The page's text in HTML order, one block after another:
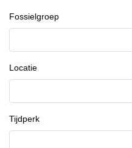
Fossielgroep
Locatie
Tijdperk